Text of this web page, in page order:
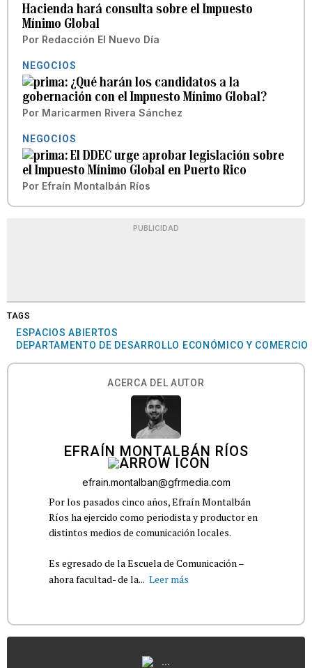
Hacienda hará consulta sobre el Impuesto
Mínimo Global
Por Redacción El Nuevo Día
NEGOCIOS
¿Qué harán los candidatos a la
gobernación con el Impuesto Mínimo Global?
Por Maricarmen Rivera Sánchez
NEGOCIOS
El DDEC urge aprobar legislación sobre
el Impuesto Mínimo Global en Puerto Rico
Por Efraín Montalbán Ríos
PUBLICIDAD
TAGS
ESPACIOS ABIERTOS
DEPARTAMENTO DE DESARROLLO ECONÓMICO Y COMERCIO
ACERCA DEL AUTOR
EFRAÍN MONTALBÁN RÍOS
efrain.montalban@gfrmedia.com
Por los pasados cinco años, Efraín Montalbán
Ríos ha ejercido como periodista y productor en
distintos medios de comunicación locales.
Es egresado de la Escuela de Comunicación –
ahora facultad- de la... Leer más
...